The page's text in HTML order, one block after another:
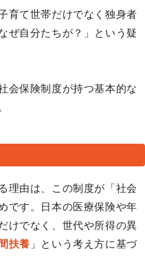
育て世帯だけでなく独身者
ぜ自分たちが？」という疑
会保険制度が持つ基本的な
理由は、この制度が「社会
です。日本の医療保険や年
けでなく、世代や所得の異
扶養 」という考え方に基づ